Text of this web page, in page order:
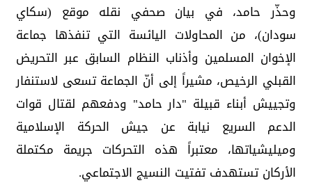
وحذّر حامد، في بيان صحفي نقله موقع (سكاي
سودان)، من المحاولات اليائسة التي تنفذها جماعة
الإخوان المسلمين وأذناب النظام السابق عبر التحريض
القبلي الرخيص، مشيراً إلى أنّ الجماعة تسعى لاستنفار
وتجييش أبناء قبيلة "دار حامد" ودفعهم لقتال قوات
الدعم السريع نيابة عن جيش الحركة الإسلامية
وميليشياتها، معتبراً هذه التحركات جريمة مكتملة
الأركان تستهدف تفتيت النسيج الاجتماعي.